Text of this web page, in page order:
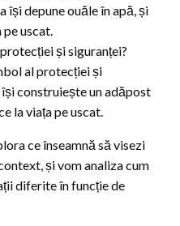
își depune ouăle în apă, și
pe uscat.
și siguranței?
al protecției și
construiește un adăpost
la viața pe uscat.
ce înseamnă să visezi
și vom analiza cum
diferite în funcție de